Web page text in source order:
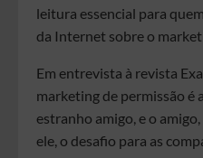
leitura essencial para
da Internet sobre o
Em entrevista à revista
marketing de permissão é
estranho amigo, e o
ele, o desafio para as